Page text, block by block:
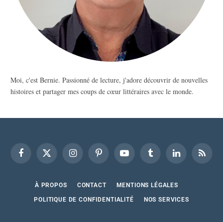
Moi, c'est Bernie. Passionné de lecture, j'adore découvrir de nouvelles
histoires et partager mes coups de cœur littéraires avec le monde.
FacebookX
InstagramPinterest YouTube Tumblr LinkedInRSS
À PROPOS CONTACT MENTIONS LÉGALES
POLITIQUE DE CONFIDENTIALITÉ NOS SERVICES